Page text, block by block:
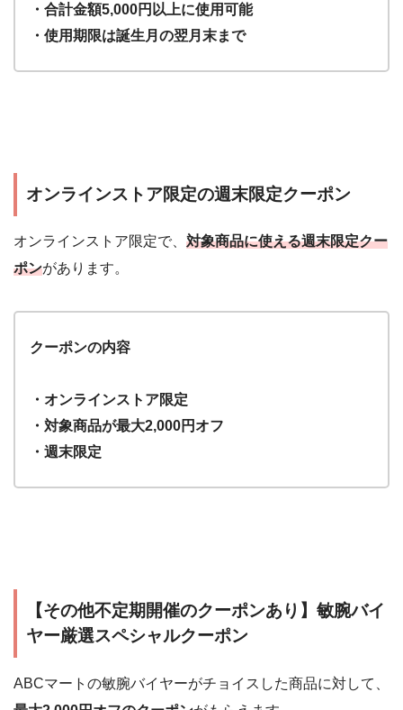
・合計金額5,000円以上に使用可能
・使用期限は誕生月の翌月末まで
オンラインストア限定の週末限定クーポン
オンラインストア限定で、 対象商品に使える週末限定クー
ポンがあります。
クーポンの内容
・オンラインストア限定
・対象商品が最大2,000円オフ
・週末限定
【その他不定期開催のクーポンあり】敏腕バイ
ヤー厳選スペシャルクーポン
ABCマートの敏腕バイヤーがチョイスした商品に対して、